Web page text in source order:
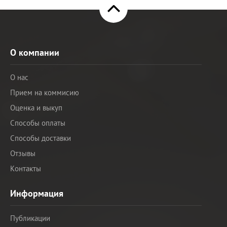
О компании
О нас
Прием на коммисию
Оценка и выкуп
Способы оплаты
Способы доставки
Отзывы
Контакты
Информация
Публикации